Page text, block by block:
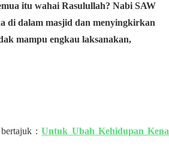
itu wahai Rasulullah? Nabi SAW
di dalam masjid dan menyingkirkan
mampu engkau laksanakan,
bertajuk :Untuk Ubah Kehidupan Kena